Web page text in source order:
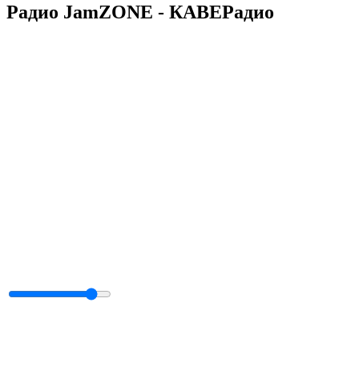
Радио JamZONE - КАВЕРадио